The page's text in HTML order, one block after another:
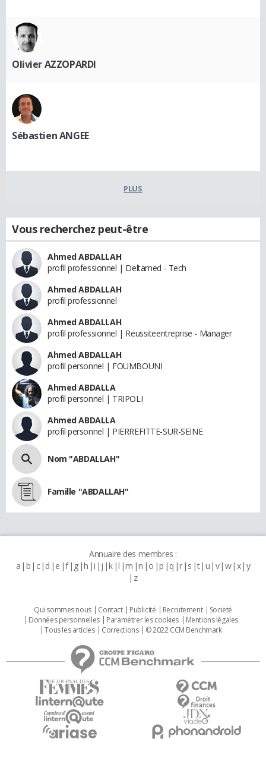
Olivier AZZOPARDI
Sébastien ANGEE
PLUS
Vous recherchez peut-être
Ahmed ABDALLAH
profil professionnel | Deltamed - Tech
Ahmed ABDALLAH
profil professionnel
Ahmed ABDALLAH
profil professionnel | Reussiteentreprise - Manager
Ahmed ABDALLAH
profil personnel | FOUMBOUNI
Ahmed ABDALLA
profil personnel | TRIPOLI
Ahmed ABDALLA
profil personnel | PIERREFITTE-SUR-SEINE
Nom "ABDALLAH"
Famille "ABDALLAH"
Annuaire des membres :
a b c d e f g h i j k l m n o p q r s t u v w x y
z
Qui sommes nous Contact Publicité Recrutement
Societé
Données personnelles
Paramétrer les cookies
Mentions légales
Tous les articles
Corrections © 2022 CCM Benchmark